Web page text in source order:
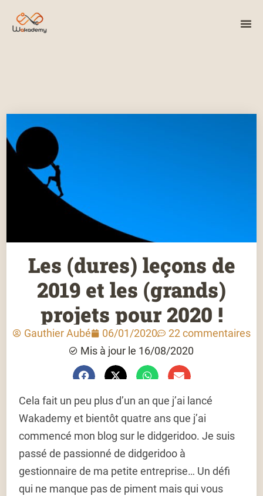
Les (dures) leçons de
2019 et les (grands)
projets pour 2020 !
Gauthier Aubé 06/01/2020
22 commentaires
Mis à jour le 16/08/2020
Cela fait un peu plus d’un an que j’ai lancé
Wakademy et bientôt quatre ans que j’ai
commencé mon blog sur le didgeridoo. Je suis
passé de passionné de didgeridoo à
gestionnaire de ma petite entreprise… Un défi
qui ne manque pas de piment mais qui vous